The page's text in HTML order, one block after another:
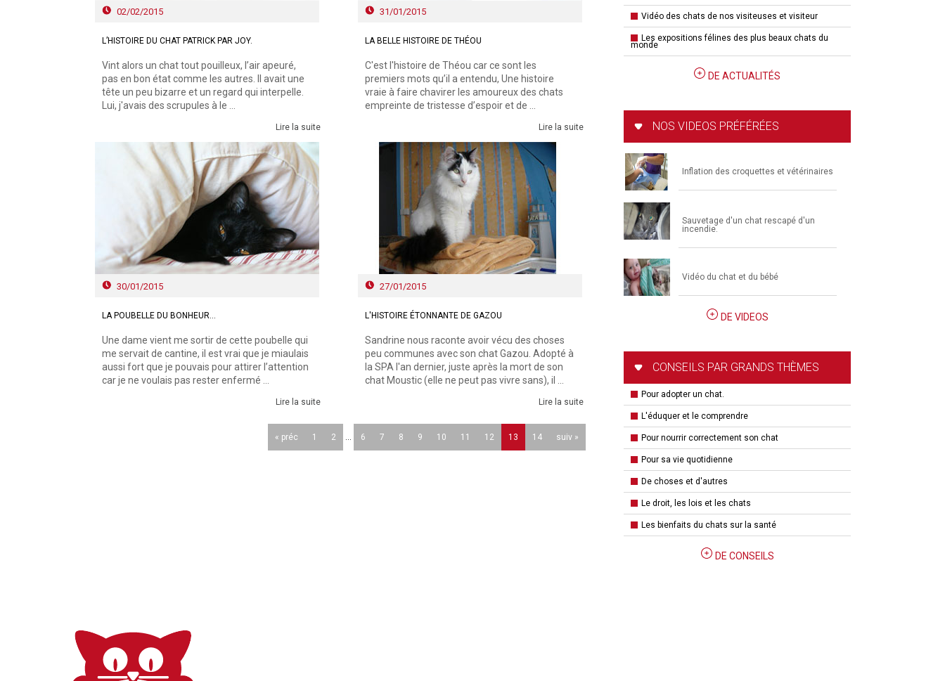
02/02/2015
L’HISTOIRE DU CHAT PATRICK PAR JOY.
Vint alors un chat tout pouilleux, l’air apeuré,
pas en bon état comme les autres. Il avait une
tête un peu bizarre et un regard qui interpelle.
Lui, j'avais des scrupules à le ...
Lire la suite
31/01/2015
LA BELLE HISTOIRE DE THÉOU
C'est l'histoire de Théou car ce sont les
premiers mots qu’il a entendu, Une histoire
vraie à faire chavirer les amoureux des chats
empreinte de tristesse d’espoir et de ...
Lire la suite
30/01/2015
LA POUBELLE DU BONHEUR...
Une dame vient me sortir de cette poubelle qui
me servait de cantine, il est vrai que je miaulais
aussi fort que je pouvais pour attirer l’attention
car je ne voulais pas rester enfermé ...
Lire la suite
27/01/2015
L'HISTOIRE ÉTONNANTE DE GAZOU
Sandrine nous raconte avoir vécu des choses
peu communes avec son chat Gazou. Adopté à
la SPA l'an dernier, juste après la mort de son
chat Moustic (elle ne peut pas vivre sans), il ...
Lire la suite
« préc 1 2 ... 6 7 8 9 10 11 12 13 14 suiv »
Vidéo des chats de nos visiteuses et visiteur
Les expositions félines des plus beaux chats du
monde
DE ACTUALITÉS
NOS VIDEOS PRÉFÉRÉES
Inflation des croquettes et vétérinaires
Sauvetage d'un chat rescapé d'un
incendie.
Vidéo du chat et du bébé
DE VIDEOS
CONSEILS PAR GRANDS THÈMES
Pour adopter un chat.
L'éduquer et le comprendre
Pour nourrir correctement son chat
Pour sa vie quotidienne
De choses et d'autres
Le droit, les lois et les chats
Les bienfaits du chats sur la santé
DE CONSEILS